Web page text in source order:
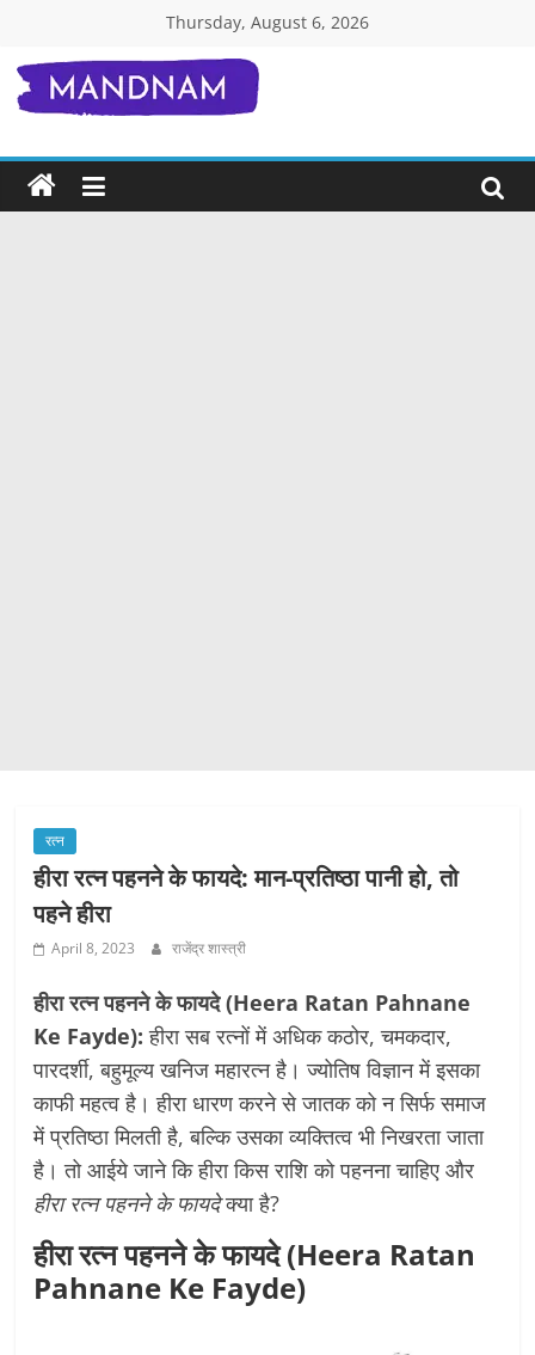
content
Thursday, August 6, 2026
Mandnam.com
जाने
एक-
रत्न
हीरा रत्न पहनने के फायदे: मान-प्रतिष्ठा पानी हो, तो
पहने हीरा
April 8, 2023 राजेंद्र शास्त्री
हीरा रत्न पहनने के फायदे (Heera Ratan Pahnane
Ke Fayde): हीरा सब रत्नों में अधिक कठोर, चमकदार,
पारदर्शी, बहुमूल्य खनिज महारत्न है। ज्योतिष विज्ञान में इसका
काफी महत्व है। हीरा धारण करने से जातक को न सिर्फ समाज
में प्रतिष्ठा मिलती है, बल्कि उसका व्यक्तित्व भी निखरता जाता
है। तो आईये जाने कि हीरा किस राशि को पहनना चाहिए और
हीरा रत्न पहनने के फायदेक्या है?
हीरा रत्न पहनने के फायदे (Heera Ratan
Pahnane Ke Fayde)